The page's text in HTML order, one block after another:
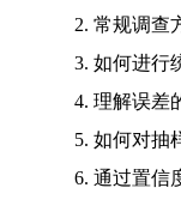
2. 常规调查方
3. 如何进行统
4. 理解误差
5. 如何对抽
6. 通过置信度